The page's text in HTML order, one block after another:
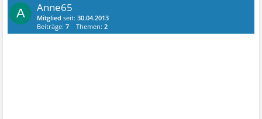
A Anne65
Mitglied seit:30.04.2013
Beiträge:7 Themen:2